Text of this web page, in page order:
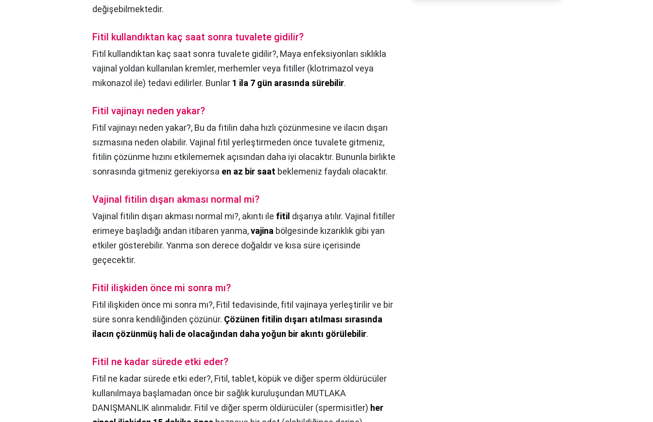
değişebilmektedir.
Fitil kullandıktan kaç saat sonra tuvalete gidilir?
Fitil kullandıktan kaç saat sonra tuvalete gidilir?, Maya enfeksiyonları sıklıkla
vajinal yoldan kullanılan kremler, merhemler veya fitiller (klotrimazol veya
mikonazol ile) tedavi edilirler. Bunlar 1 ila 7 gün arasında sürebilir.
Fitil vajinayı neden yakar?
Fitil vajinayı neden yakar?, Bu da fitilin daha hızlı çözünmesine ve ilacın dışarı
sızmasına neden olabilir. Vajinal fitil yerleştirmeden önce tuvalete gitmeniz,
fitilin çözünme hızını etkilememek açısından daha iyi olacaktır. Bununla birlikte
sonrasında gitmeniz gerekiyorsa en az bir saat beklemeniz faydalı olacaktır.
Vajinal fitilin dışarı akması normal mi?
Vajinal fitilin dışarı akması normal mi?, akıntı ile fitil dışarıya atılır. Vajinal fitiller
erimeye başladığı andan itibaren yanma,vajina bölgesinde kızarıklık gibi yan
etkiler gösterebilir. Yanma son derece doğaldır ve kısa süre içerisinde
geçecektir.
Fitil ilişkiden önce mi sonra mı?
Fitil ilişkiden önce mi sonra mı?, Fitil tedavisinde, fitil vajinaya yerleştirilir ve bir
süre sonra kendiliğinden çözünür. Çözünen fitilin dışarı atılması sırasında
ilacın çözünmüş hali de olacağından daha yoğun bir akıntı görülebilir.
Fitil ne kadar sürede etki eder?
Fitil ne kadar sürede etki eder?, Fitil, tablet, köpük ve diğer sperm öldürücüler
kullanılmaya başlamadan önce bir sağlık kuruluşundan MUTLAKA
DANIŞMANLIK alınmalıdır. Fitil ve diğer sperm öldürücüler (spermisitler) her